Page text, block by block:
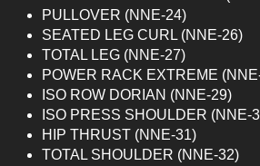
PULLOVER (NNE-24)
SEATED LEG CURL (NNE-26)
TOTAL LEG (NNE-27)
POWER RACK EXTREME
ISO ROW DORIAN (NNE-29)
ISO PRESS SHOULDER (NNE-
HIP THRUST (NNE-31)
TOTAL SHOULDER (NNE-32)